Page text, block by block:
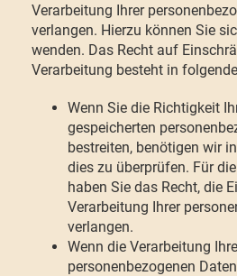
Verarbeitung Ihrer
verlangen. Hierzu können Sie
wenden. Das Recht auf
Verarbeitung besteht in
Wenn Sie die Richtigkeit
gespeicherten
bestreiten, benötigen wir
dies zu überprüfen. Für
haben Sie das Recht, die
Verarbeitung Ihrer
verlangen.
Wenn die Verarbeitung
personenbezogenen